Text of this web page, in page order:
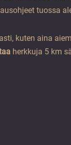
tuossa
kuten aina
herkkuja 5 km